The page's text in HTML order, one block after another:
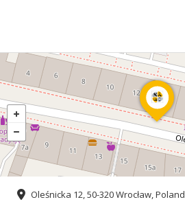
Oleśnicka 12, 50-320 Wrocław, Poland